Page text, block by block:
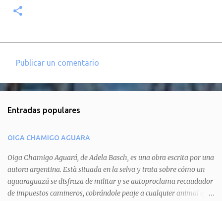
o
e
t
a
r
i
o
Publicar un comentario
Entradas populares
OIGA CHAMIGO AGUARA
Oiga Chamigo Aguará, de Adela Basch, es una obra escrita por una
autora argentina. Està situada en la selva y trata sobre cómo un
aguaraguazú se disfraza de militar y se autoproclama recaudador
de impuestos camineros, cobrándole peaje a cualquier animal que